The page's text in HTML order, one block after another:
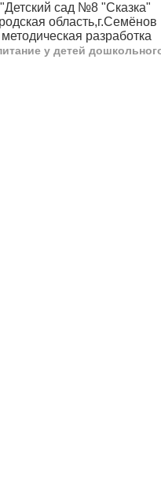
сад №8 "Сказка"
область,г.Семёнов
разработка
у детей